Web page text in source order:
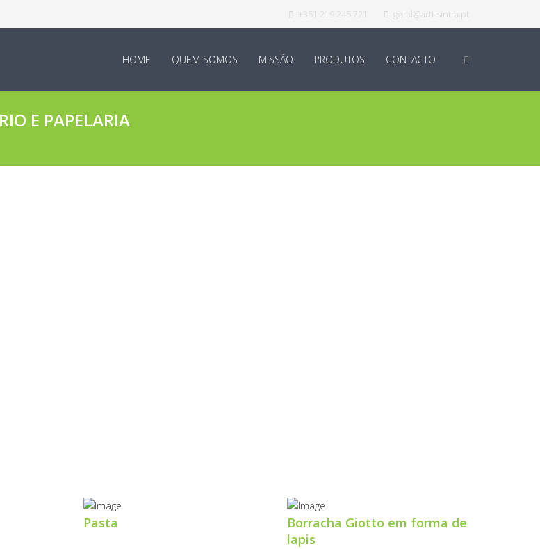
+351 219 245 721 geral@arti-sintra.pt
HOME QUEM SOMOS MISSÃO PRODUTOS CONTACTO
E PAPELARIA
Pasta
Borracha Giotto em forma de
lapis